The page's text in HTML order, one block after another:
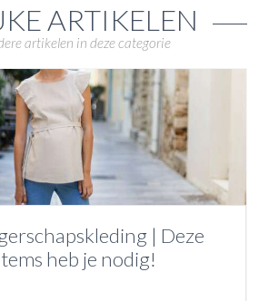
ARTIKELEN
artikelen in deze categorie
| Deze
heb je nodig!